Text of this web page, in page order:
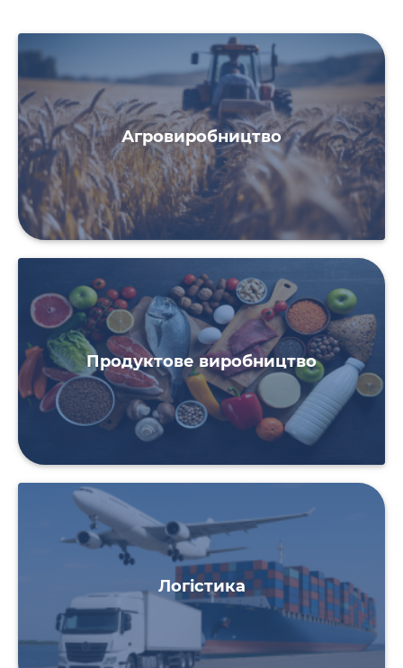
Агровиробництво
Продуктове виробництво
Логістика